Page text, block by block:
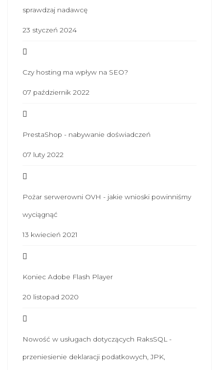
sprawdzaj nadawcę
23 styczeń 2024
Czy hosting ma wpływ na SEO?
07 październik 2022
PrestaShop - nabywanie doświadczeń
07 luty 2022
Pożar serwerowni OVH - jakie wnioski powinniśmy
wyciągnąć
13 kwiecień 2021
Koniec Adobe Flash Player
20 listopad 2020
Nowość w usługach dotyczących RaksSQL -
przeniesienie deklaracji podatkowych, JPK,